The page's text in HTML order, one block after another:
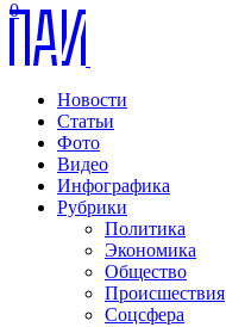
Новости
Статьи
Фото
Видео
Инфографика
Рубрики
Политика
Экономика
Общество
Происшествия
Соцсфера
0